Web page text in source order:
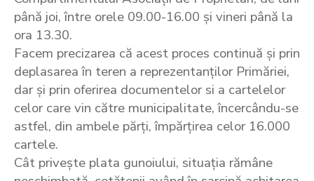
până joi, între orele 09.00-16.00 și vineri până la
ora 13.30.
Facem precizarea că acest proces continuă și prin
deplasarea în teren a reprezentanților Primăriei,
dar și prin oferirea documentelor si a cartelelor
celor care vin către municipalitate, încercându-se
astfel, din ambele părți, împărțirea celor 16.000
cartele.
Cât privește plata gunoiului, situația rămâne